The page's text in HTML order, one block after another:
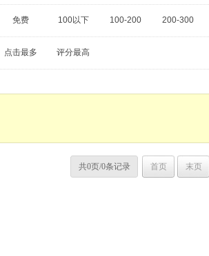
免费 100以下 100-200 200-300
点击最多 评分最高
共0页/0条记录 首页 末页